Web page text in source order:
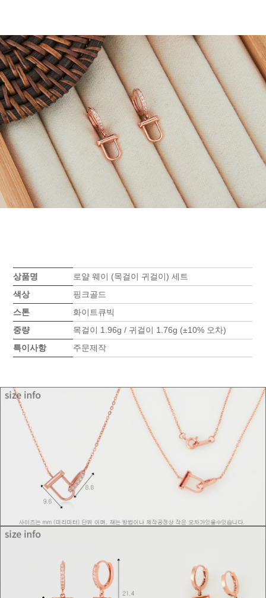
상품명
로얄 웨이 (목걸이 귀걸이) 세트
색상
핑크골드
스톤
화이트큐빅
중량
목걸이 1.96g / 귀걸이 1.76g (±10% 오차)
특이사항
주문제작